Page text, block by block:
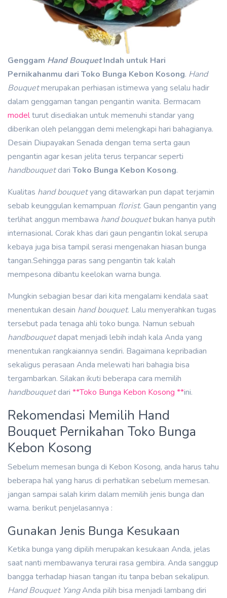
Genggam Hand BouquetIndah untuk Hari
Pernikahanmu dari Toko Bunga Kebon Kosong. Hand
Bouquetmerupakan perhiasan istimewa yang selalu hadir
dalam genggaman tangan pengantin wanita. Bermacam
modelturut disediakan untuk memenuhi standar yang
diberikan oleh pelanggan demi melengkapi hari bahagianya.
Desain Diupayakan Senada dengan tema serta gaun
pengantin agar kesan jelita terus terpancar seperti
handbouquetdari Toko Bunga Kebon Kosong.
Kualitas hand bouquetyang ditawarkan pun dapat terjamin
sebab keunggulan kemampuan florist. Gaun pengantin yang
terlihat anggun membawa hand bouquetbukan hanya putih
internasional. Corak khas dari gaun pengantin lokal serupa
kebaya juga bisa tampil serasi mengenakan hiasan bunga
tangan.Sehingga paras sang pengantin tak kalah
mempesona dibantu keelokan warna bunga.
Mungkin sebagian besar dari kita mengalami kendala saat
menentukan desain hand bouquet. Lalu menyerahkan tugas
tersebut pada tenaga ahli toko bunga. Namun sebuah
handbouquetdapat menjadi lebih indah kala Anda yang
menentukan rangkaiannya sendiri. Bagaimana kepribadian
sekaligus perasaan Anda melewati hari bahagia bisa
tergambarkan. Silakan ikuti beberapa cara memilih
handbouquetdari **Toko Bunga Kebon Kosong **ini.
Rekomendasi Memilih Hand
Bouquet Pernikahan Toko Bunga
Kebon Kosong
Sebelum memesan bunga di Kebon Kosong, anda harus tahu
beberapa hal yang harus di perhatikan sebelum memesan.
jangan sampai salah kirim dalam memilih jenis bunga dan
warna. berikut penjelasannya :
Gunakan Jenis Bunga Kesukaan
Ketika bunga yang dipilih merupakan kesukaan Anda, jelas
saat nanti membawanya terurai rasa gembira. Anda sanggup
bangga terhadap hiasan tangan itu tanpa beban sekalipun.
Hand Bouquet YangAnda pilih bisa menjadi lambang diri